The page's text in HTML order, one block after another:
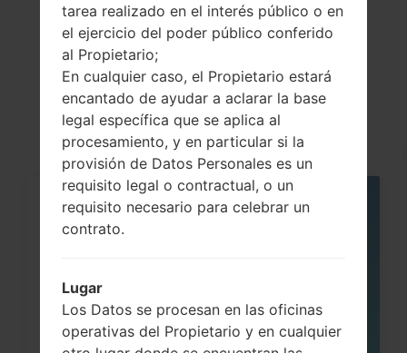
Artículos
LGH815K(LGH815K)
akaLG G4 TD-LTE
tarea realizado en el interés público o en
el ejercicio del poder público conferido
al Propietario;
En cualquier caso, el Propietario estará
encantado de ayudar a aclarar la base
legal específica que se aplica al
procesamiento, y en particular si la
provisión de Datos Personales es un
requisito legal o contractual, o un
requisito necesario para celebrar un
contrato.
Lugar
Los Datos se procesan en las oficinas
operativas del Propietario y en cualquier